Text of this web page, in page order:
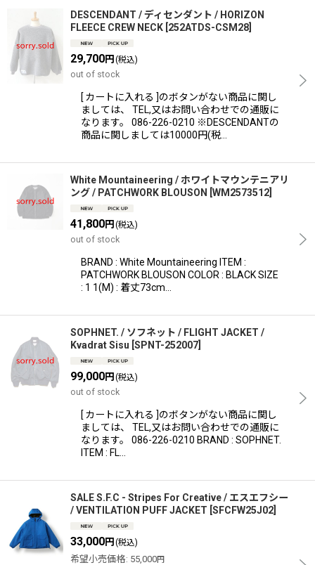
DESCENDANT / ディセンダント / HORIZON
FLEECE CREW NECK 252ATDS-CSM28
29,700円 (税込)
out of stock
[ カートに入れる ]のボタンがない商品に関し
ましては、 TEL,又はお問い合わせでの通販に
なります。 086-226-0210 ※DESCENDANTの
商品に関しましては10000円(税…
White Mountaineering / ホワイトマウンテニアリ
ング / PATCHWORK BLOUSON
WM2573512
41,800円 (税込)
out of stock
BRAND : White Mountaineering ITEM :
PATCHWORK BLOUSON COLOR : BLACK SIZE
: 1 1(M) : 着丈73cm…
SOPHNET. / ソフネット / FLIGHT JACKET /
Kvadrat Sisu SPNT-252007
99,000円 (税込)
out of stock
[ カートに入れる ]のボタンがない商品に関し
ましては、 TEL,又はお問い合わせでの通販に
なります。 086-226-0210 BRAND : SOPHNET.
ITEM : FL…
SALE S.F.C - Stripes For Creative / エスエフシー
/ VENTILATION PUFF JACKET SFCFW25J02
33,000円 (税込)
希望小売価格: 55,000円